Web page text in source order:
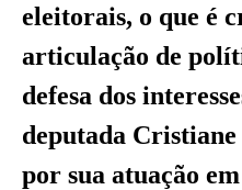
eleitorais, o que é
articulação de
defesa dos
deputada
por sua atuação